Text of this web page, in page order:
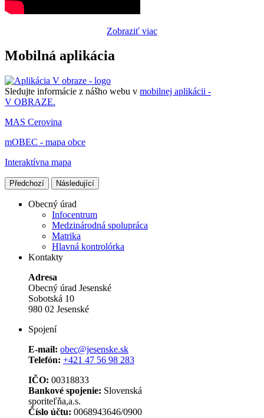
Zobraziť viac
Mobilná aplikácia
Sledujte informácie z nášho webu v mobilnej aplikácii -
V OBRAZE.
MAS Cerovina
mOBEC - mapa obce
Interaktívna mapa
Předchozí Následující
Obecný úrad
Infocentrum
Medzinárodná spolupráca
Matrika
Hlavná kontrolórka
Kontakty
Adresa
Obecný úrad Jesenské
Sobotská 10
980 02 Jesenské
Spojení
E-mail: obec@jesenske.sk
Telefón: +421 47 56 98 283
IČO: 00318833
Bankové spojenie: Slovenská
sporiteľňa,a.s.
Číslo účtu: 0068943646/0900